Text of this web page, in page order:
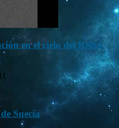
en el cielo del Reino
Suecia